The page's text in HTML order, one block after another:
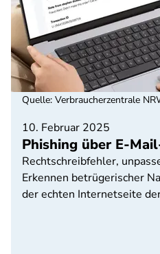
10. Februar 2025
Phishing über E-
Rechtschreibfehler,
Erkennen betrügerischer
der echten Internetseite
Quelle: Verbraucherzentrale